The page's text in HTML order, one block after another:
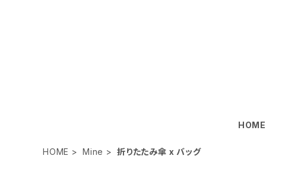
HOME
HOME Mine 折りたたみ傘 x バッグ